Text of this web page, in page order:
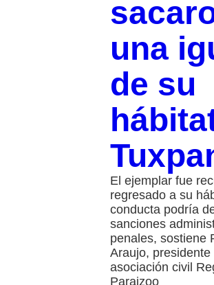
una
de su
El ejemplar fue
regresado a su
conducta podría
sanciones
penales, sostiene
Araujo, presidente
asociación civil
Paraizoo